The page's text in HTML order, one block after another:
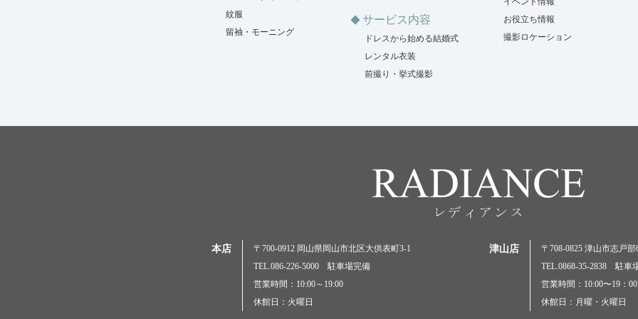
紋服
留袖・モーニング
サービス内容
ドレスから始める結婚式
レンタル衣装
前撮り・挙式撮影
お役立ち情報
撮影ロケーション
本店
〒700-0912 岡山県岡山市北区大供表町3-1
TEL.086-226-5000 駐車場完備
営業時間：10:00～19:00
休館日：火曜日
津山店
〒708-0825 津山市志戸部
TEL.0868-35-2838 駐車
営業時間：10:00〜19：00
休館日：月曜・火曜日